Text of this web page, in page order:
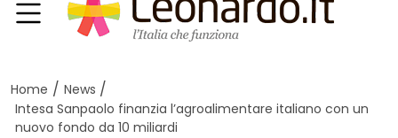
Home / News /
Intesa Sanpaolo finanzia l’agroalimentare italiano con un
nuovo fondo da 10 miliardi